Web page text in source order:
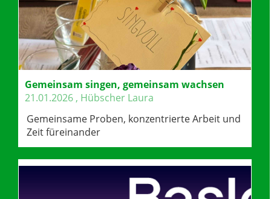
Gemeinsam singen, gemeinsam wachsen
21.01.2026 , Hübscher Laura
Gemeinsame Proben, konzentrierte Arbeit und
Zeit füreinander